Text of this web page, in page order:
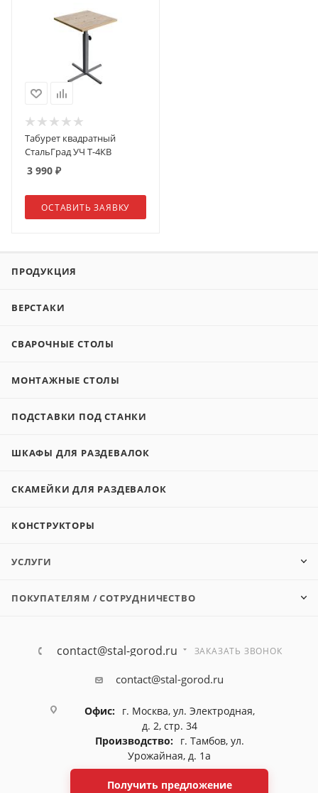
Табурет квадратный
СтальГрад УЧ Т-4КВ
3 990 ₽
ОСТАВИТЬ ЗАЯВКУ
ПРОДУКЦИЯ
ВЕРСТАКИ
СВАРОЧНЫЕ СТОЛЫ
МОНТАЖНЫЕ СТОЛЫ
ПОДСТАВКИ ПОД СТАНКИ
ШКАФЫ ДЛЯ РАЗДЕВАЛОК
СКАМЕЙКИ ДЛЯ РАЗДЕВАЛОК
КОНСТРУКТОРЫ
УСЛУГИ
ПОКУПАТЕЛЯМ / СОТРУДНИЧЕСТВО
contact@stal-gorod.ru ЗАКАЗАТЬ ЗВОНОК
contact@stal-gorod.ru
Офис:
г. Москва, ул. Электродная,
д. 2, стр. 34
Производство:
г. Тамбов, ул.
Урожайная, д. 1а
Получить предложение